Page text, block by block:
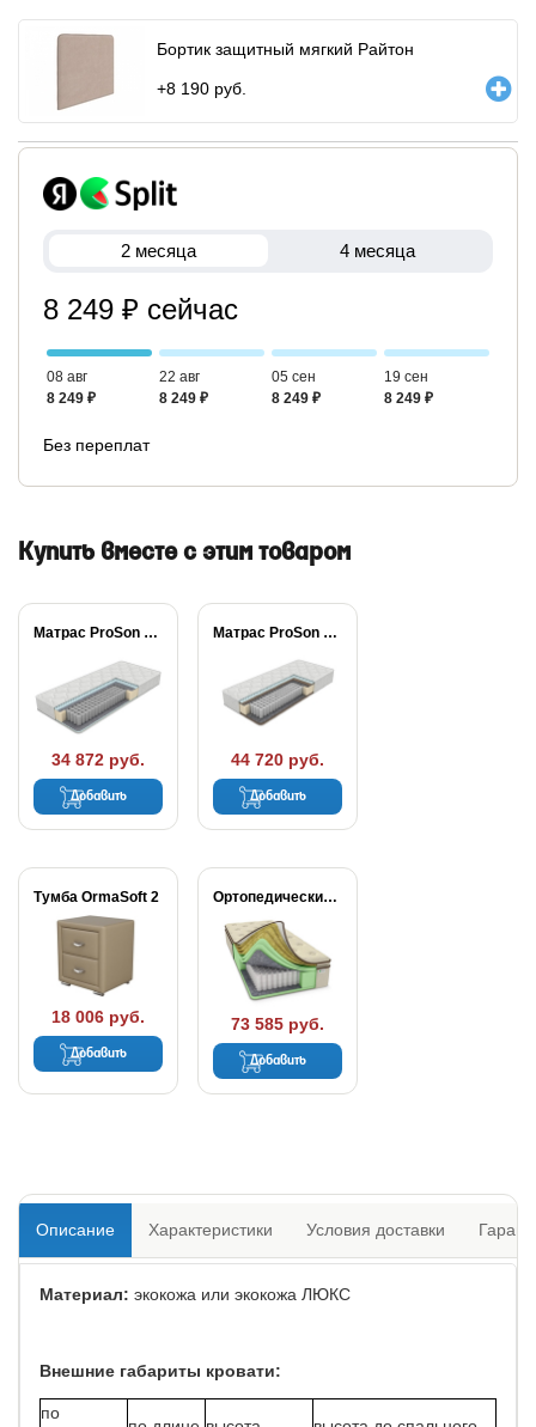
Бортик защитный мягкий Райтон
+8 190 руб.
2 месяца 4 месяца
8 249 ₽ сейчас
08 авг
8 249 ₽
22 авг
8 249 ₽
05 сен
8 249 ₽
19 сен
8 249 ₽
Без переплат
Купить вместе с этим товаром
Матрас ProSon Active...
34 872 руб.
Добавить
Матрас ProSon Active...
44 720 руб.
Добавить
Тумба OrmaSoft 2
18 006 руб.
Добавить
Ортопедический матрас Райтон...
73 585 руб.
Добавить
Описание Характеристики Условия доставки
Материал: экокожа или экокожа ЛЮКС
Внешние габариты кровати:
по